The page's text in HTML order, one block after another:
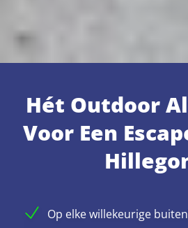
Hét Outdoor
Voor Een
Op elke willekeurige